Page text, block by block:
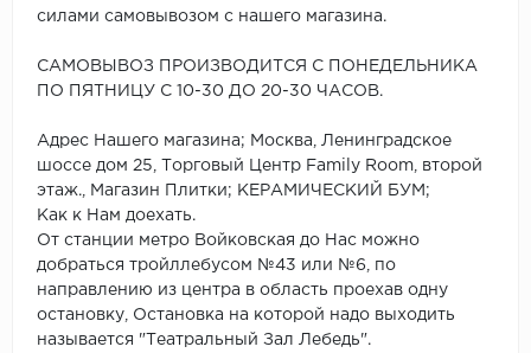
силами самовывозом с нашего магазина.
САМОВЫВОЗ ПРОИЗВОДИТСЯ С ПОНЕДЕЛЬНИКА
ПО ПЯТНИЦУ С 10-30 ДО 20-30 ЧАСОВ.
Адрес Нашего магазина; Москва, Ленинградское
шоссе дом 25, Торговый Центр Family Room, второй
этаж., Магазин Плитки; КЕРАМИЧЕСКИЙ БУМ;
Как к Нам доехать.
От станции метро Войковская до Нас можно
добраться тройллебусом №43 или №6, по
направлению из центра в область проехав одну
остановку, Остановка на которой надо выходить
называется "Театральный Зал Лебедь".